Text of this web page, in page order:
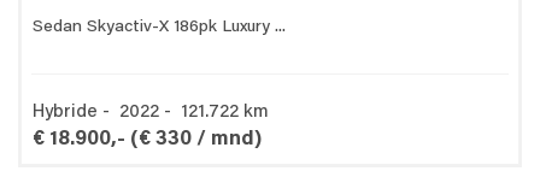
Sedan Skyactiv-X 186pk Luxury ...
Hybride - 2022 - 121.722 km
€ 18.900,- (€ 330 / mnd)